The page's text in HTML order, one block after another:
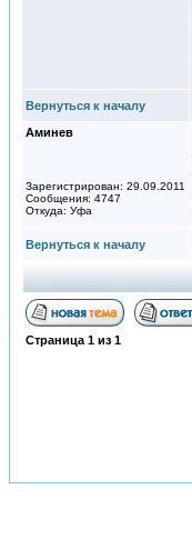
Вернуться к началу
Аминев
Зарегистрирован: 29.09.2011
Сообщения: 4747
Откуда: Уфа
Вернуться к началу
Страница 1 из 1